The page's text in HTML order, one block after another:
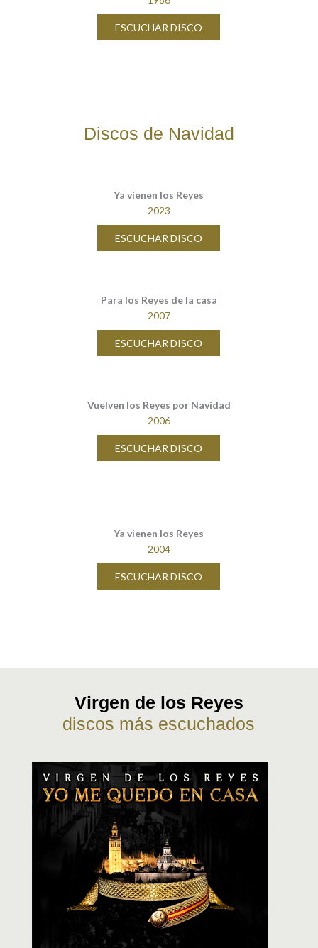
ESCUCHAR DISCO
Discos de Navidad
Ya vienen los Reyes
2023
ESCUCHAR DISCO
Para los Reyes de la casa
2007
ESCUCHAR DISCO
Vuelven los Reyes por Navidad
2006
ESCUCHAR DISCO
Ya vienen los Reyes
2004
ESCUCHAR DISCO
Virgen de los Reyes
discos más escuchados